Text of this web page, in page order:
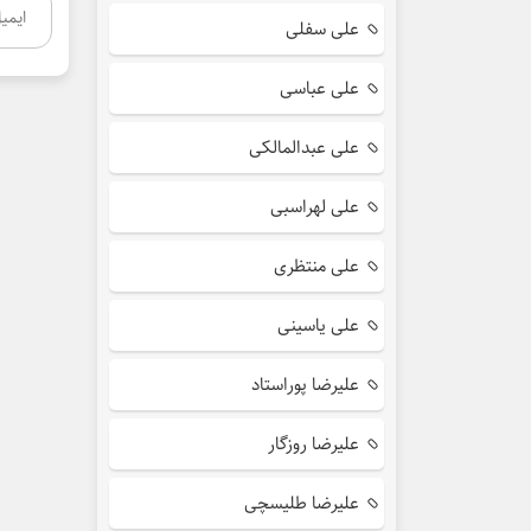
علی سفلی
علی عباسی
علی عبدالمالکی
علی لهراسبی
علی منتظری
علی یاسینی
علیرضا پوراستاد
علیرضا روزگار
علیرضا طلیسچی